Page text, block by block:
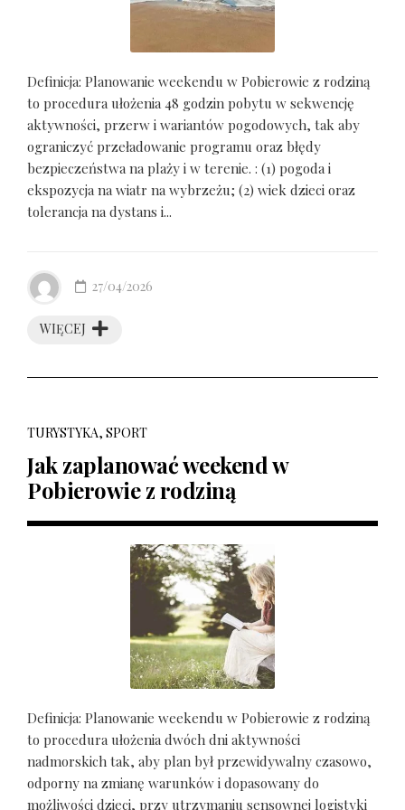
Definicja: Planowanie weekendu w Pobierowie z rodziną
to procedura ułożenia 48 godzin pobytu w sekwencję
aktywności, przerw i wariantów pogodowych, tak aby
ograniczyć przeładowanie programu oraz błędy
bezpieczeństwa na plaży i w terenie. : (1) pogoda i
ekspozycja na wiatr na wybrzeżu; (2) wiek dzieci oraz
tolerancja na dystans i...
WIĘCEJ
27/04/2026
TURYSTYKA, SPORT
Jak zaplanować weekend w
Pobierowie z rodziną
Definicja: Planowanie weekendu w Pobierowie z rodziną
to procedura ułożenia dwóch dni aktywności
nadmorskich tak, aby plan był przewidywalny czasowo,
odporny na zmianę warunków i dopasowany do
możliwości dzieci, przy utrzymaniu sensownej logistyki